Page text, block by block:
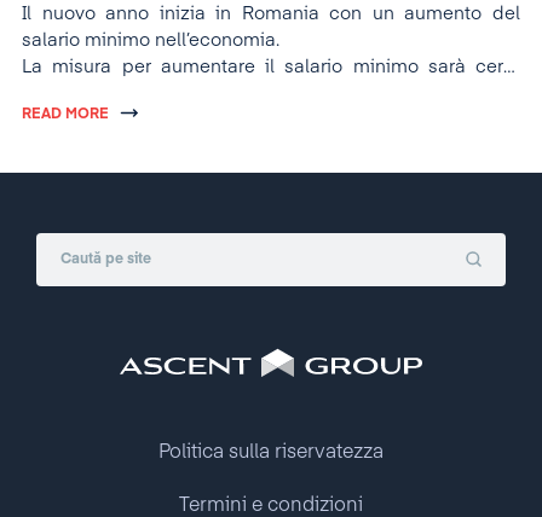
Il nuovo anno inizia in Romania con un aumento del
salario minimo nell’economia.
La misura per aumentare il salario minimo sarà certa
READ MORE
Politica sulla riservatezza
Termini e condizioni